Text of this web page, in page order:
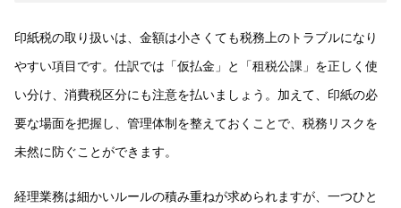
印紙税の取り扱いは、金額は小さくても税務上のトラブルになり
やすい項目です。仕訳では「仮払金」と「租税公課」を正しく使
い分け、消費税区分にも注意を払いましょう。加えて、印紙の必
要な場面を把握し、管理体制を整えておくことで、税務リスクを
未然に防ぐことができます。
経理業務は細かいルールの積み重ねが求められますが、一つひと